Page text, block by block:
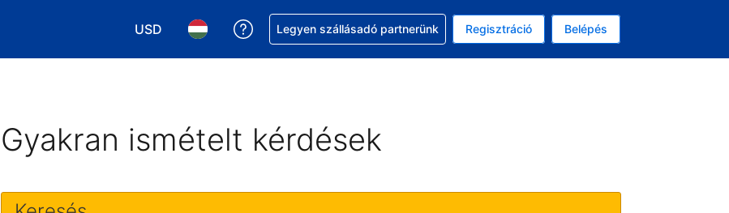
USD
Válasszon pénznemet. Jelenlegi kiválasztott pénznem: amerikai dollár
Válasszon nyelvet. Jelenleg kiválasztott nyelv: Magyar
Segítség a foglalással
Legyen szállásadó partnerünk Regisztráció Belépés
Gyakran ismételt kérdések